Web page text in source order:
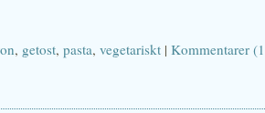
, getost, pasta, vegetariskt | Kommentarer